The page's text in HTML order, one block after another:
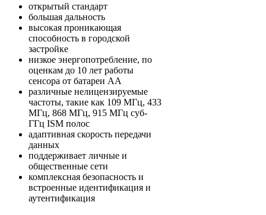
открытый стандарт
большая дальность
высокая проникающая
способность в городской
застройке
низкое энергопотребление, по
оценкам до 10 лет работы
сенсора от батареи АА
различные нелицензируемые
частоты, такие как 109 МГц, 433
МГц, 868 МГц, 915 МГц суб-
ГГц ISM полос
адаптивная скорость передачи
данных
поддерживает личные и
общественные сети
комплексная безопасность и
встроенные идентификация и
аутентификация